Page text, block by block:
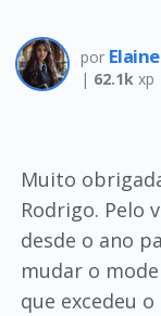
por
| 62.1kxp
Muito
Rodrigo. Pelo
desde o ano
mudar o
que excedeu